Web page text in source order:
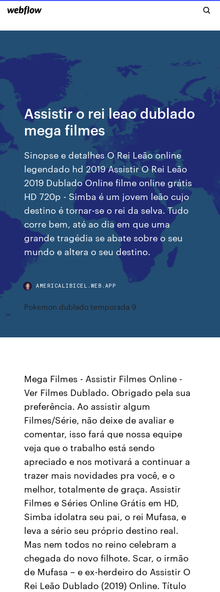
Assistir o rei leao dublado
mega filmes
Sinopse e detalhes O Rei Leão online
legendado hd 2019 Assistir O Rei Leão
2019 Dublado Online filme online grátis
HD 720p - Simba é um jovem leão cujo
destino é tornar-se o rei da selva. Tudo
corre bem, até ao dia em que uma
grande tragédia se abate sobre o seu
mundo e altera o seu destino.
AMERICALIBICEL.WEB.APP
Pokemon dublado temporada 9
Mega Filmes - Assistir Filmes Online -
Ver Filmes Dublado. Obrigado pela sua
preferência. Ao assistir algum
Filmes/Série, não deixe de avaliar e
comentar, isso fará que nossa equipe
veja que o trabalho está sendo
apreciado e nos motivará a continuar a
trazer mais novidades pra você, e o
melhor, totalmente de graça. Assistir
Filmes e Séries Online Grátis em HD,
Simba idolatra seu pai, o rei Mufasa, e
leva a sério seu próprio destino real.
Mas nem todos no reino celebram a
chegada do novo filhote. Scar, o irmão
de Mufasa – e ex-herdeiro do Assistir O
Rei Leão Dublado (2019) Online. Título